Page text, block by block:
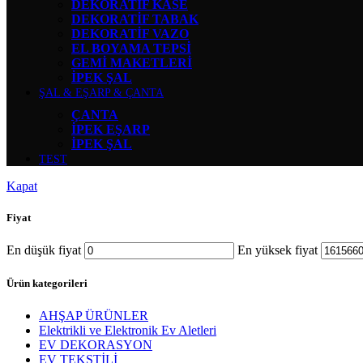
DEKORATİF KASE
DEKORATİF TABAK
DEKORATİF VAZO
EL BOYAMA TEPSİ
GEMİ MAKETLERİ
İPEK ŞAL
ŞAL & EŞARP & ÇANTA
ÇANTA
İPEK EŞARP
İPEK ŞAL
TEST
Kapat
Fiyat
En düşük fiyat En yüksek fiyat
Ürün kategorileri
AHŞAP ÜRÜNLER
Elektrikli ve Elektronik Ev Aletleri
EV DEKORASYON
EV TEKSTİLİ